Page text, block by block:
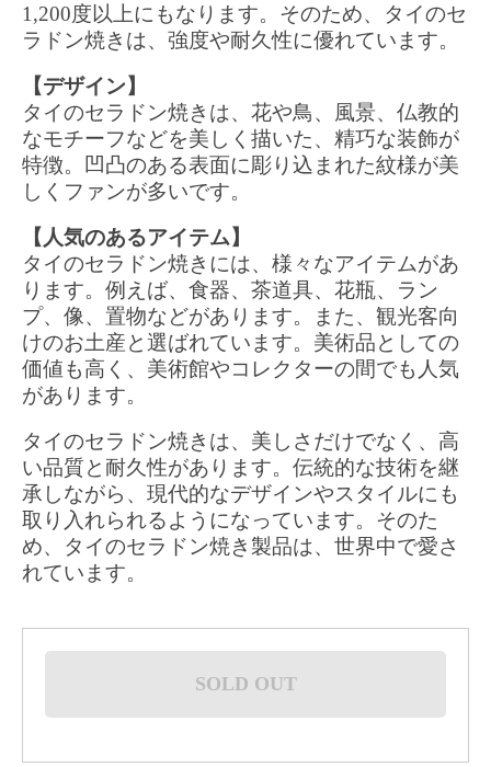
1,200度以上にもなります。そのため、タイのセ
ラドン焼きは、強度や耐久性に優れています。
【デザイン】
タイのセラドン焼きは、花や鳥、風景、仏教的
なモチーフなどを美しく描いた、精巧な装飾が
特徴。凹凸のある表面に彫り込まれた紋様が美
しくファンが多いです。
【人気のあるアイテム】
タイのセラドン焼きには、様々なアイテムがあ
ります。例えば、食器、茶道具、花瓶、ラン
プ、像、置物などがあります。また、観光客向
けのお土産と選ばれています。美術品としての
価値も高く、美術館やコレクターの間でも人気
があります。
タイのセラドン焼きは、美しさだけでなく、高
い品質と耐久性があります。伝統的な技術を継
承しながら、現代的なデザインやスタイルにも
取り入れられるようになっています。そのた
め、タイのセラドン焼き製品は、世界中で愛さ
れています。
SOLD OUT